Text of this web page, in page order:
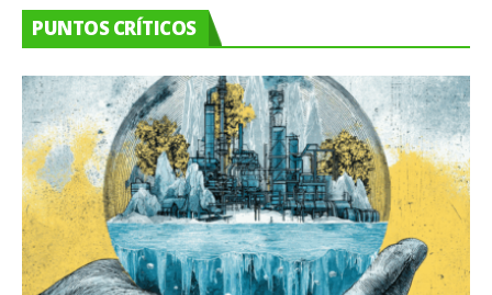
PUNTOS CRÍTICOS